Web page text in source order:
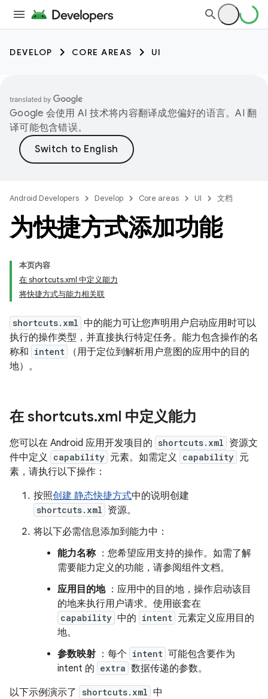
DEVELOP CORE AREAS UI
Google 会使用 AI 技术将内容翻译成您偏好的语言。AI 翻
译可能包含错误。
Android Developers Develop Core areas UI 文档
为快捷方式添加功能
本页内容
在 shortcuts.xml 中定义能力
将快捷方式与能力相关联
shortcuts.xml 中的能力可让您声明用户启动应用时可以
执行的操作类型，并直接执行特定任务。能力包含操作的名
称和 intent
（用于定位到解析用户意图的应用中的目的
地）。
在 shortcuts.xml 中定义能力
您可以在 Android 应用开发项目的 shortcuts.xml 资源文
件中定义 capability 元素。如需定义 capability 元
素，请执行以下操作：
按照创建 静态快捷方式中的说明创建
shortcuts.xml 资源。
将以下必需信息添加到能力中：
能力名称：您希望应用支持的操作。如需了解
需要能力定义的功能，请参阅组件文档。
应用目的地：应用中的目的地，操作启动该目
的地来执行用户请求。使用嵌套在
capability 中的 intent 元素定义应用目的
地。
参数映射 ：每个 intent 可能包含要作为
intent 的 extra 数据传递的参数。
以下示例演示了
shortcuts.xml 中